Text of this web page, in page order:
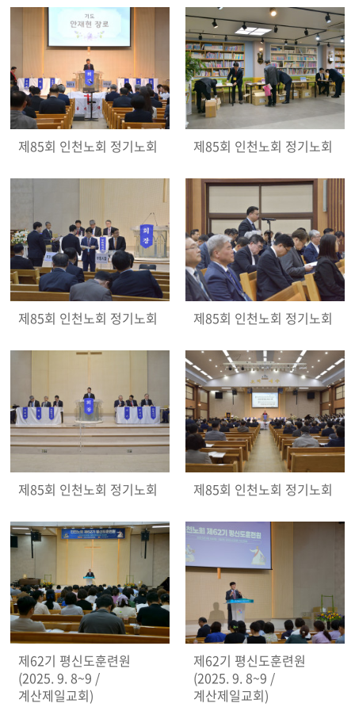
제85회 인천노회 정기노회 제85회 인천노회 정기노회
제85회 인천노회 정기노회 제85회 인천노회 정기노회
제85회 인천노회 정기노회 제85회 인천노회 정기노회
제62기 평신도훈련원
(2025. 9. 8~9 /
계산제일교회)
제62기 평신도훈련원
(2025. 9. 8~9 /
계산제일교회)